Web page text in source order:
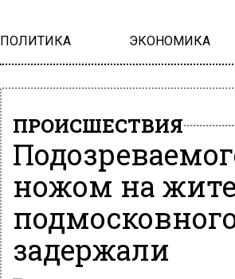
ПОЛИТИКА ЭКОНОМИКА
ПРОИСШЕСТВИЯ
ножом на
задержали